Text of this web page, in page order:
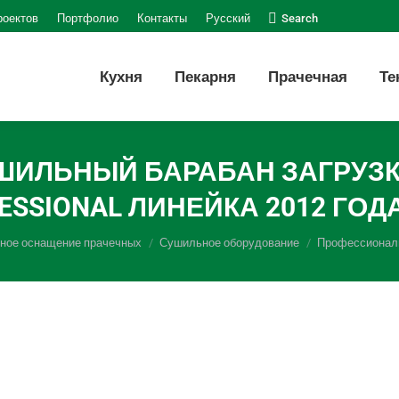
Портфолио Контакты Русский Поиск:
Search
Кухня Пекарня Прачечная
БАРАБАН ЗАГРУЗКОЙ
ЛИНЕЙКА 2012
оснащение прачечных Сушильное оборудование